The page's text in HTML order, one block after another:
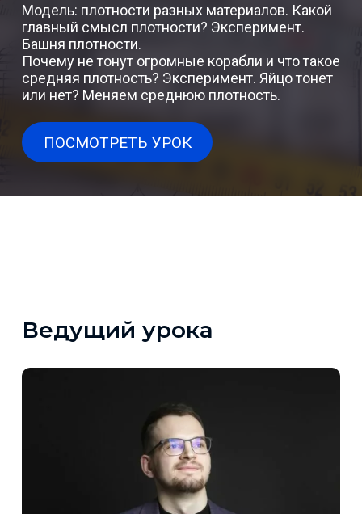
Модель: плотности разных материалов. Какой
главный смысл плотности? Эксперимент.
Башня плотности.
Почему не тонут огромные корабли и что такое
средняя плотность? Эксперимент. Яйцо тонет
или нет? Меняем среднюю плотность.
ПОСМОТРЕТЬ УРОК
Ведущий урока